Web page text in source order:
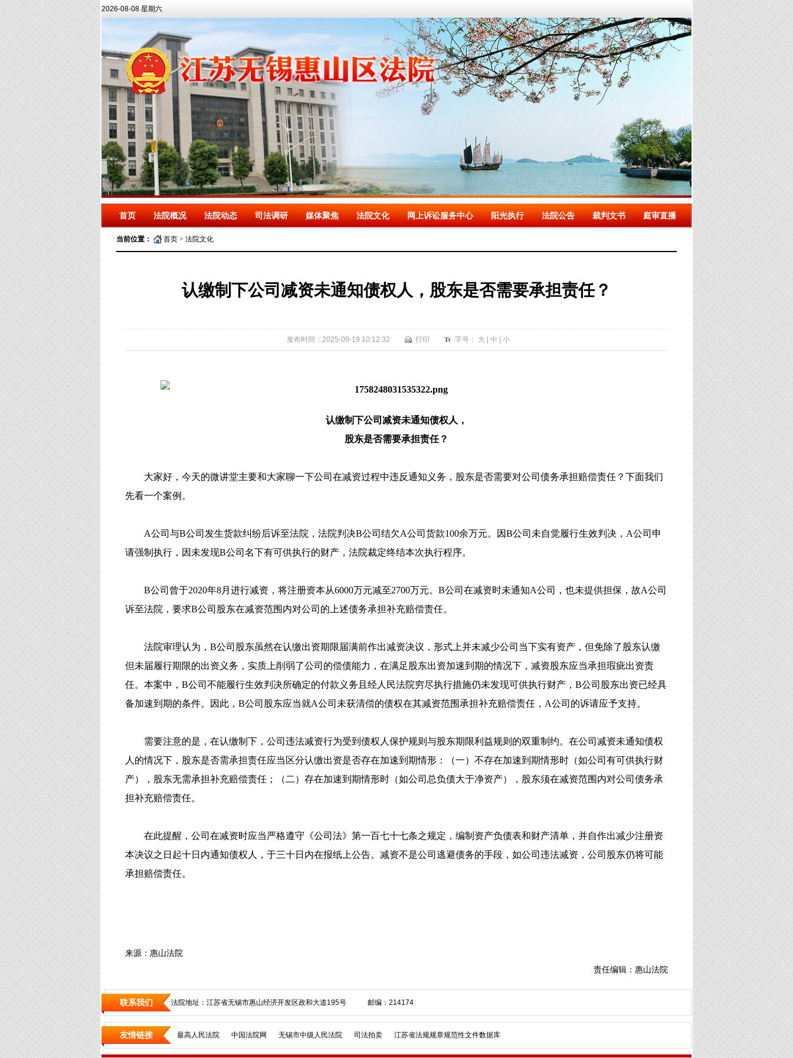
2026-08-08 星期六
首页 法院概况 法院动态 司法调研 媒体聚焦 法院文化 网上诉讼服务中心 阳光执行 法院公告 裁判文书 庭审直播
当前位置： 首页 > 法院文化
认缴制下公司减资未通知债权人，股东是否需要承担责任？
发布时间：2025-09-19 10:12:32 打印 字号： 大 中 小
认缴制下公司减资未通知债权人，
股东是否需要承担责任？
大家好，今天的微讲堂主要和大家聊一下公司在减资过程中违反通知义务，股东是否需要对公司债务承担赔偿责任？下面我们
先看一个案例。
A公司与B公司发生货款纠纷后诉至法院，法院判决B公司结欠A公司货款100余万元。因B公司未自觉履行生效判决，A公司申
请强制执行，因未发现B公司名下有可供执行的财产，法院裁定终结本次执行程序。
B公司曾于2020年8月进行减资，将注册资本从6000万元减至2700万元。B公司在减资时未通知A公司，也未提供担保，故A公司
诉至法院，要求B公司股东在减资范围内对公司的上述债务承担补充赔偿责任。
法院审理认为，B公司股东虽然在认缴出资期限届满前作出减资决议，形式上并未减少公司当下实有资产，但免除了股东认缴
但未届履行期限的出资义务，实质上削弱了公司的偿债能力，在满足股东出资加速到期的情况下，减资股东应当承担瑕疵出资责
任。本案中，B公司不能履行生效判决所确定的付款义务且经人民法院穷尽执行措施仍未发现可供执行财产，B公司股东出资已经具
备加速到期的条件。因此，B公司股东应当就A公司未获清偿的债权在其减资范围承担补充赔偿责任，A公司的诉请应予支持。
需要注意的是，在认缴制下，公司违法减资行为受到债权人保护规则与股东期限利益规则的双重制约。在公司减资未通知债权
人的情况下，股东是否需承担责任应当区分认缴出资是否存在加速到期情形：（一）不存在加速到期情形时（如公司有可供执行财
产），股东无需承担补充赔偿责任；（二）存在加速到期情形时（如公司总负债大于净资产），股东须在减资范围内对公司债务承
担补充赔偿责任。
在此提醒，公司在减资时应当严格遵守《公司法》第一百七十七条之规定，编制资产负债表和财产清单，并自作出减少注册资
本决议之日起十日内通知债权人，于三十日内在报纸上公告。减资不是公司逃避债务的手段，如公司违法减资，公司股东仍将可能
承担赔偿责任。
来源：惠山法院
责任编辑：惠山法院
联系我们 法院地址：江苏省无锡市惠山经济开发区政和大道195号 邮编：214174
友情链接 最高人民法院 中国法院网 无锡市中级人民法院 司法拍卖 江苏省法规规章规范性文件数据库